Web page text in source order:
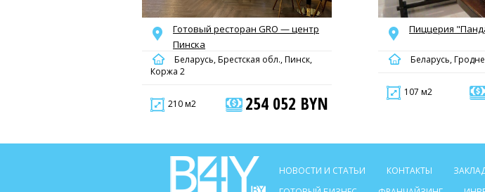
Готовый ресторан GRO — центр
Пинска
Беларусь, Брестская обл., Пинск,
Коржа 2
210 м2 254 052 BYN
Пиццерия
Беларусь,
107 м2
НОВОСТИ И СТАТЬИ КОНТАКТЫ